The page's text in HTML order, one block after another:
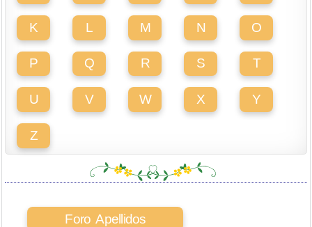
K L M N O
P Q R S T
U V W X Y
Z
Foro Apellidos